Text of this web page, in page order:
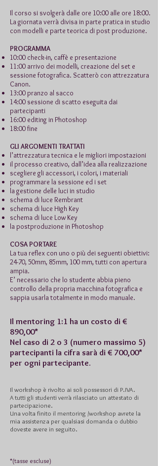
Il corso si svolgerà dalle ore 10:00 alle ore 18:00.
La giornata verrà divisa in parte pratica in studio
con modelli e parte teorica di post produzione.
PROGRAMMA
10:00 check-in, caffè e presentazione
11:00 arrivo dei modelli, creazione del set e
sessione fotografica. Scatterò con attrezzatura
Canon.
13:00 pranzo al sacco
14:00 sessione di scatto eseguita dai
partecipanti
16:00 editing in Photoshop
18:00 fine
GLI ARGOMENTI TRATTATI
l’attrezzatura tecnica e le migliori impostazioni
il processo creativo, dall’idea alla realizzazione
scegliere gli accessori, i colori, i materiali
programmare la sessione ed i set
la gestione delle luci in studio
schema di luce Rembrant
schema di luce High Key
schema di luce Low Key
la postproduzione in Photoshop
COSA PORTARE
La tua reflex con uno o più dei seguenti obiettivi:
24-70, 50mm, 85mm, 100 mm, tutti con apertura
ampia.
E’ necessario che lo studente abbia pieno
controllo della propria macchina fotografica e
sappia usarla totalmente in modo manuale.
Il mentoring 1:1 ha un costo di €
890,00*
Nel caso di 2 o 3 (numero massimo 5)
partecipanti la cifra sarà di € 700,00*
per ogni partecipante.
Il workshop è rivolto ai soli possessori di P.IVA.
A tutti gli studenti verrà rilasciato un attestato di
partecipazione.
Una volta finito il mentoring /workshop avrete la
mia assistenza per qualsiasi domanda o dubbio
doveste avere in seguito.
*(tasse escluse)